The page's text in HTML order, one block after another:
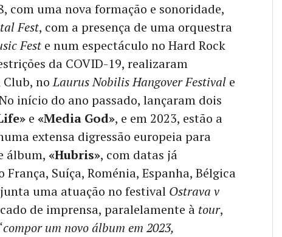
com uma nova formação e sonoridade,
Fest, com a presença de uma orquestra
Fest e num espectáculo no Hard Rock
da COVID-19, realizaram
Club, noLaurus Nobilis Hangover Festival e
início do ano passado, lançaram dois
e «Media God», e em 2023, estão a
extensa digressão europeia para
álbum, «Hubris», com datas já
Suíça, Roménia, Espanha, Bélgica
uma atuação no festival Ostrava v
de imprensa, paralelamente à tour,
compor um novo álbum em 2023,